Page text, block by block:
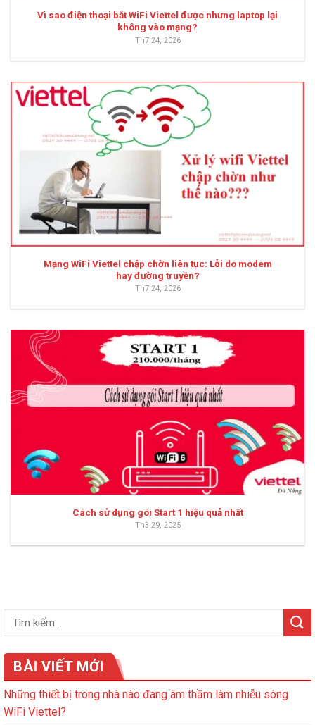
Vì sao điện thoại bắt WiFi Viettel được nhưng laptop lại
không vào mạng?
Th7 24, 2026
Mạng WiFi Viettel chập chờn liên tục: Lỗi do modem
hay đường truyền?
Th7 24, 2026
Cách sử dụng gói Start 1 hiệu quả nhất
Th3 29, 2025
BÀI VIẾT MỚI
Những thiết bị trong nhà nào đang âm thầm làm nhiễu sóng
WiFi Viettel?